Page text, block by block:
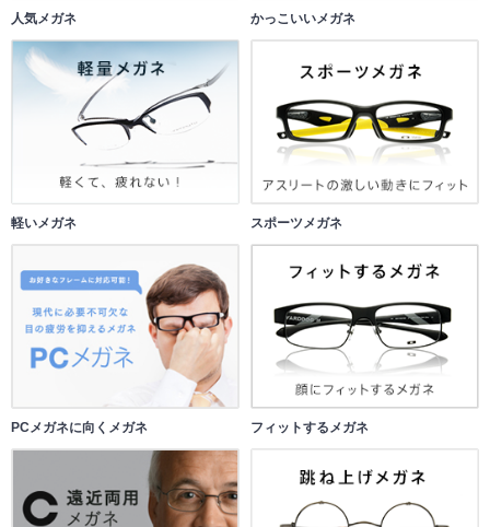
人気メガネ かっこいいメガネ
軽いメガネ スポーツメガネ
PCメガネに向くメガネ フィットするメガネ